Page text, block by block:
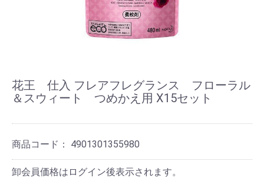
花王 仕入 フレアフレグランス フローラル
＆スウィート つめかえ用 X15セット
商品コード： 4901301355980
卸会員価格はログイン後表示されます。